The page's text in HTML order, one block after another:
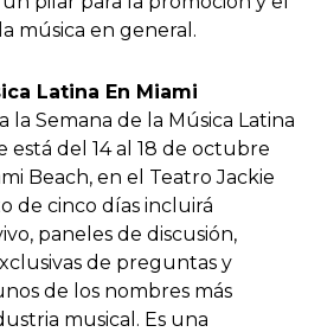
música en general.
Latina En Miami
la Semana de la Música Latina
está del 14 al 18 de octubre
Beach, en el Teatro Jackie
de cinco días incluirá
paneles de discusión,
de preguntas y
de los nombres más
musical. Es una